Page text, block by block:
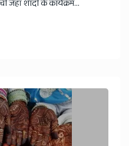
जहां शादी के कार्यक्रम...